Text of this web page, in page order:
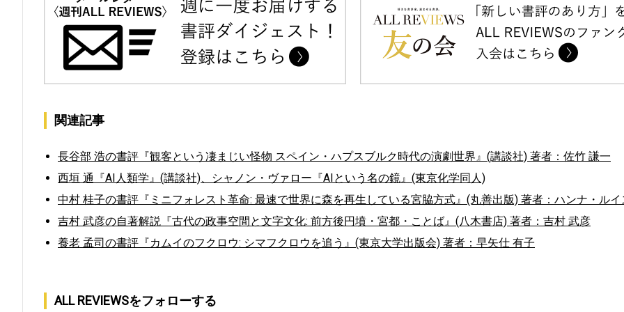
関連記事
長谷部 浩の書評『観客という凄まじい怪物 スペイン・ハプスブルク時代の演劇世界』(講談社) 著者：佐竹 謙一
西垣 通『AI人類学』(講談社)、シャノン・ヴァロー『AIという名の鏡』(東京化学同人)
中村 桂子の書評『ミニフォレスト革命: 最速で世界に森を再生している宮脇方式』(丸善出版) 著者：ハンナ・ルイ
吉村 武彦の自著解説『古代の政事空間と文字文化: 前方後円墳・宮都・ことば』(八木書店) 著者：吉村 武彦
養老 孟司の書評『カムイのフクロウ: シマフクロウを追う』(東京大学出版会) 著者：早矢仕 有子
ALL REVIEWSをフォローする